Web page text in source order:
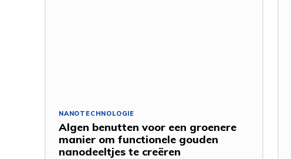
NANOTECHNOLOGIE
Algen benutten voor een groenere
manier om functionele gouden
nanodeeltjes te creëren